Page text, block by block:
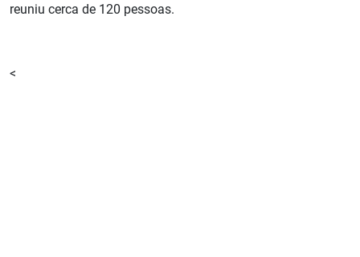
reuniu cerca de 120 pessoas.
<